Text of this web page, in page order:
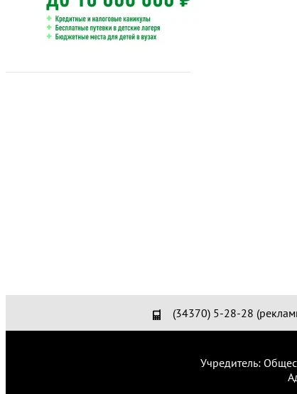
(34370) 5-28-28
Учредитель: